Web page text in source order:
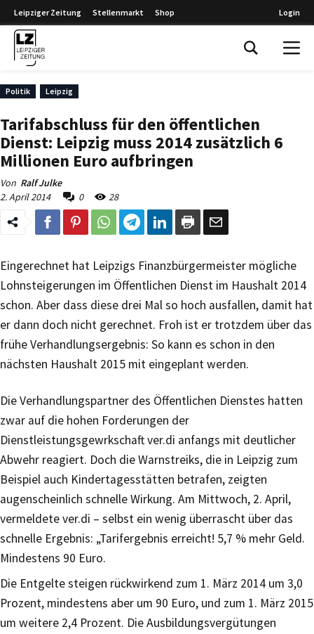
Leipziger Zeitung Stellenmarkt Shop Login
Politik Leipzig
Tarifabschluss für den öffentlichen
Dienst: Leipzig muss 2014 zusätzlich 6
Millionen Euro aufbringen
Von Ralf Julke
2. April 2014
0 28
Eingerechnet hat Leipzigs Finanzbürgermeister mögliche
Lohnsteigerungen im Öffentlichen Dienst im Haushalt 2014
schon. Aber dass diese drei Mal so hoch ausfallen, damit hat
er dann doch nicht gerechnet. Froh ist er trotzdem über das
frühe Verhandlungsergebnis: So kann es schon in den
nächsten Haushalt 2015 mit eingeplant werden.
Die Verhandlungspartner des Öffentlichen Dienstes hatten
zwar auf die hohen Forderungen der
Dienstleistungsgewrkschaft ver.di anfangs mit deutlicher
Abwehr reagiert. Doch die Warnstreiks, die in Leipzig zum
Beispiel auch Kindertagesstätten betrafen, zeigten
augenscheinlich schnelle Wirkung. Am Mittwoch, 2. April,
vermeldete ver.di – selbst ein wenig überrascht über das
schnelle Ergebnis: „Tarifergebnis erreicht! 5,7 % mehr Geld.
Mindestens 90 Euro.
Die Entgelte steigen rückwirkend zum 1. März 2014 um 3,0
Prozent, mindestens aber um 90 Euro, und zum 1. März 2015
um weite­re 2,4 Prozent. Die Ausbildungsvergütungen